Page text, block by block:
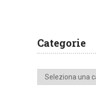
Categorie
Categorie